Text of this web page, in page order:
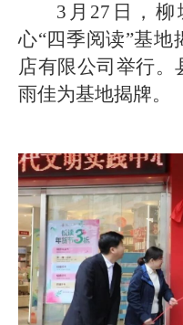
网上办事
互动回应
3月27日，
心“四季阅读”基地
店有限公司举行
雨佳为基地揭牌。